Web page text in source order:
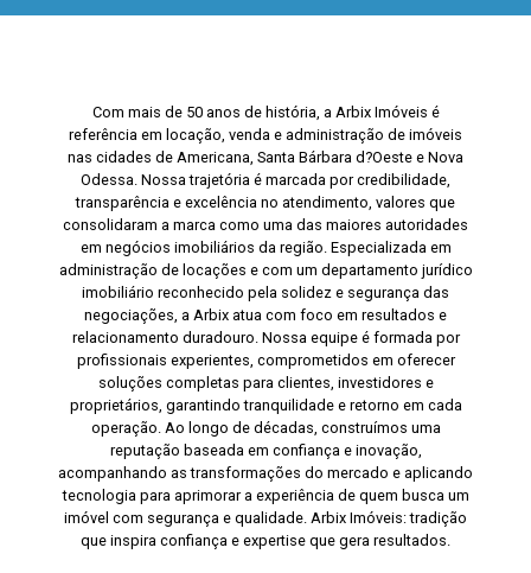
Com mais de 50 anos de história, a Arbix Imóveis é
referência em locação, venda e administração de imóveis
nas cidades de Americana, Santa Bárbara d?Oeste e Nova
Odessa. Nossa trajetória é marcada por credibilidade,
transparência e excelência no atendimento, valores que
consolidaram a marca como uma das maiores autoridades
em negócios imobiliários da região. Especializada em
administração de locações e com um departamento jurídico
imobiliário reconhecido pela solidez e segurança das
negociações, a Arbix atua com foco em resultados e
relacionamento duradouro. Nossa equipe é formada por
profissionais experientes, comprometidos em oferecer
soluções completas para clientes, investidores e
proprietários, garantindo tranquilidade e retorno em cada
operação. Ao longo de décadas, construímos uma
reputação baseada em confiança e inovação,
acompanhando as transformações do mercado e aplicando
tecnologia para aprimorar a experiência de quem busca um
imóvel com segurança e qualidade. Arbix Imóveis: tradição
que inspira confiança e expertise que gera resultados.